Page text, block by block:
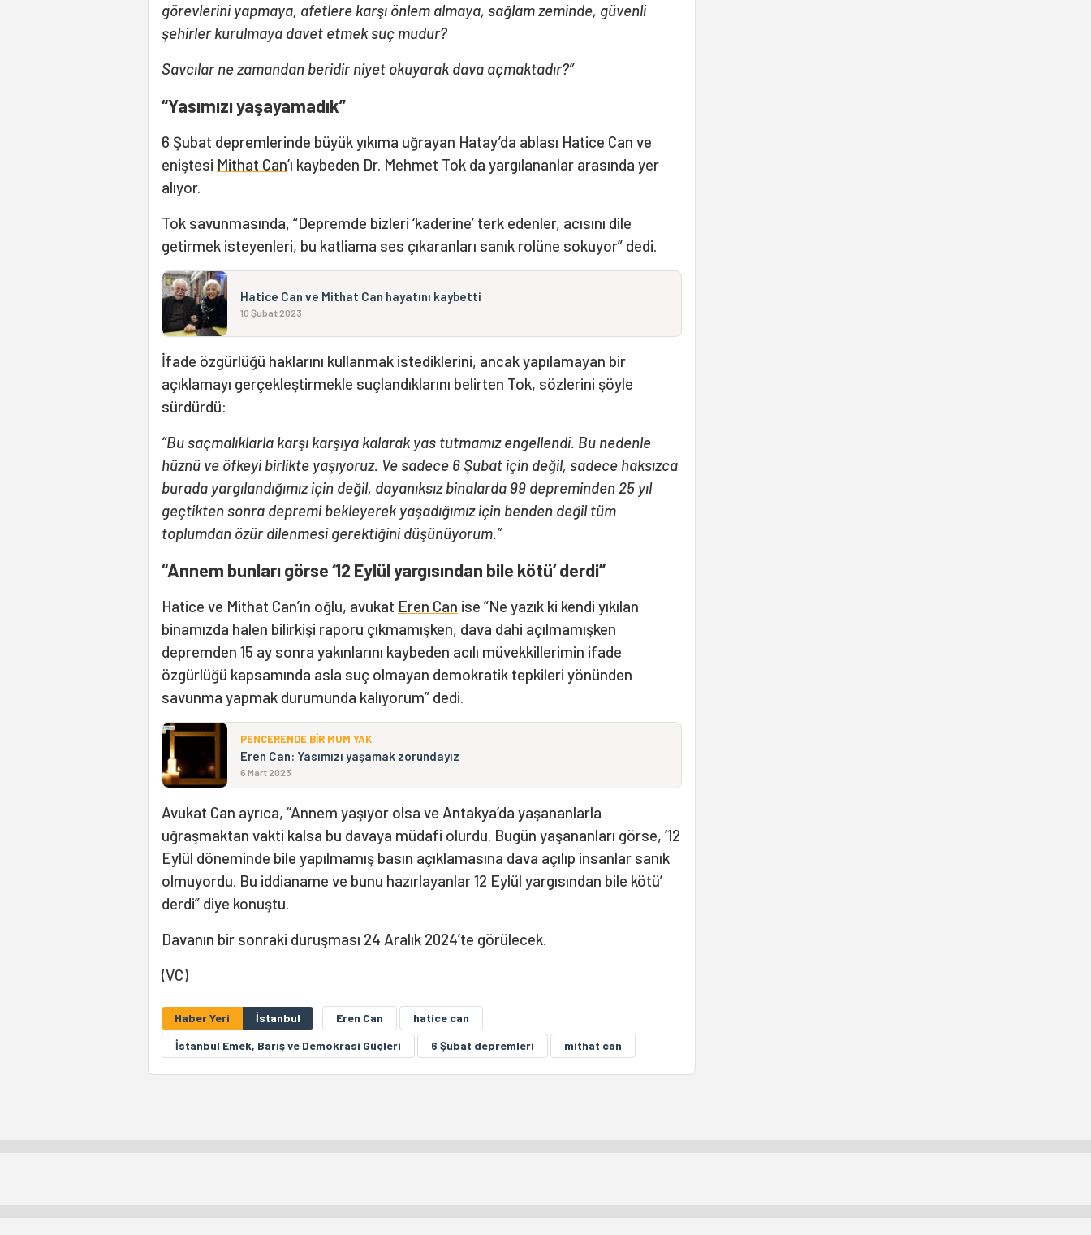
görevlerini yapmaya, afetlere karşı önlem almaya, sağlam zeminde, güvenli
şehirler kurulmaya davet etmek suç mudur?
Savcılar ne zamandan beridir niyet okuyarak dava açmaktadır?”
“Yasımızı yaşayamadık”
6 Şubat depremlerinde büyük yıkıma uğrayan Hatay’da ablası Hatice Can ve
eniştesi Mithat Can’ı kaybeden Dr. Mehmet Tok da yargılananlar arasında yer
alıyor.
Tok savunmasında, “Depremde bizleri ‘kaderine’ terk edenler, acısını dile
getirmek isteyenleri, bu katliama ses çıkaranları sanık rolüne sokuyor” dedi.
Hatice Can ve Mithat Can hayatını kaybetti
10 Şubat 2023
İfade özgürlüğü haklarını kullanmak istediklerini, ancak yapılamayan bir
açıklamayı gerçekleştirmekle suçlandıklarını belirten Tok, sözlerini şöyle
sürdürdü:
“Bu saçmalıklarla karşı karşıya kalarak yas tutmamız engellendi. Bu nedenle
hüznü ve öfkeyi birlikte yaşıyoruz. Ve sadece 6 Şubat için değil, sadece haksızca
burada yargılandığımız için değil, dayanıksız binalarda 99 depreminden 25 yıl
geçtikten sonra depremi bekleyerek yaşadığımız için benden değil tüm
toplumdan özür dilenmesi gerektiğini düşünüyorum.”
“Annem bunları görse ‘12 Eylül yargısından bile kötü’ derdi”
Hatice ve Mithat Can’ın oğlu, avukat Eren Can ise “Ne yazık ki kendi yıkılan
binamızda halen bilirkişi raporu çıkmamışken, dava dahi açılmamışken
depremden 15 ay sonra yakınlarını kaybeden acılı müvekkillerimin ifade
özgürlüğü kapsamında asla suç olmayan demokratik tepkileri yönünden
savunma yapmak durumunda kalıyorum” dedi.
PENCERENDE BİR MUM YAK
Eren Can: Yasımızı yaşamak zorundayız
6 Mart 2023
Avukat Can ayrıca, “Annem yaşıyor olsa ve Antakya’da yaşananlarla
uğraşmaktan vakti kalsa bu davaya müdafi olurdu. Bugün yaşananları görse, ‘12
Eylül döneminde bile yapılmamış basın açıklamasına dava açılıp insanlar sanık
olmuyordu. Bu iddianame ve bunu hazırlayanlar 12 Eylül yargısından bile kötü’
derdi” diye konuştu.
Davanın bir sonraki duruşması 24 Aralık 2024’te görülecek.
(VC)
Haber Yeri İstanbul Eren Can
hatice can
İstanbul Emek, Barış ve Demokrasi Güçleri
6 Şubat depremleri mithat can